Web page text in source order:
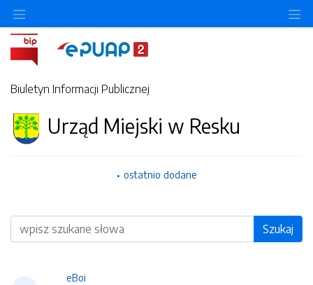
Biuletyn Informacji Publicznej
Urząd Miejski w Resku
ostatnio dodane
Wyszukiwarka Szukaj
eBoi